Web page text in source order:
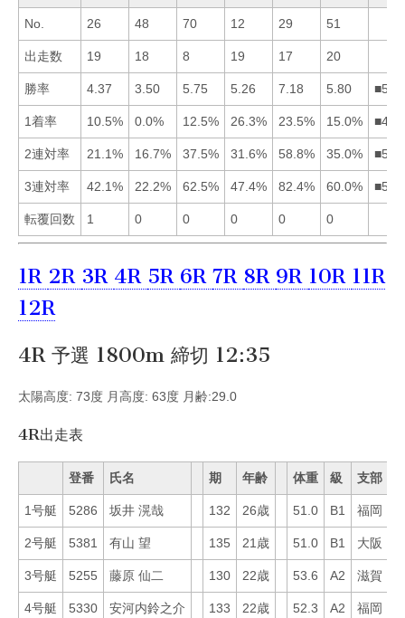
No. 26 48 70 12 29 51
出走数 19 18 8 19 17 20
勝率 4.37 3.50 5.75 5.26 7.18 5.80
1着率 10.5% 0.0% 12.5% 26.3% 23.5% 15.0%
2連対率 21.1% 16.7% 37.5% 31.6% 58.8% 35.0%
3連対率 42.1% 22.2% 62.5% 47.4% 82.4% 60.0%
転覆回数 1 0 0 0 0 0
1R 2R 3R 4R 5R 6R 7R 8R 9R 10R 11R
12R
4R 予選 1800m 締切 12:35
太陽高度: 73度 月高度: 63度 月齢:29.0
4R出走表
登番 氏名 期 年齢 体重 級 支部
1号艇 5286 坂井 滉哉 132 26歳 51.0 B1 福岡
2号艇 5381 有山 望 135 21歳 51.0 B1 大阪
3号艇 5255 藤原 仙二 130 22歳 53.6 A2 滋賀
4号艇 5330 安河内鈴之介 133 22歳 52.3 A2 福岡